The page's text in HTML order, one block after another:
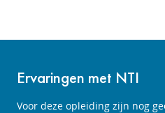
Ervaringen met NTI
Voor deze opleiding zijn nog